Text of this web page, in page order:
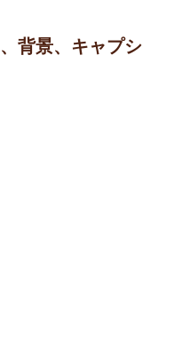
背景、キャプシ